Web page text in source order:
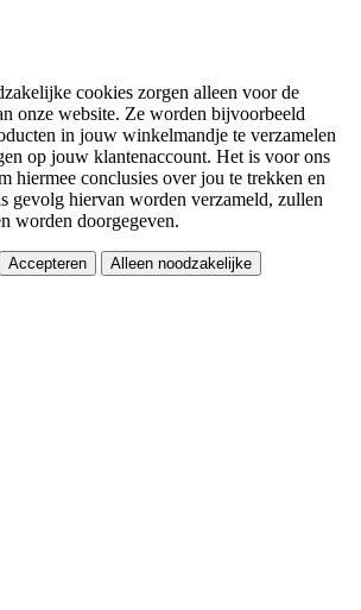
cookies zorgen alleen voor de
onze website. Ze worden bijvoorbeeld
in jouw winkelmandje te verzamelen
op jouw klantenaccount. Het is voor ons
hiermee conclusies over jou te trekken en
gevolg hiervan worden verzameld, zullen
worden doorgegeven.
Accepteren Alleen noodzakelijke